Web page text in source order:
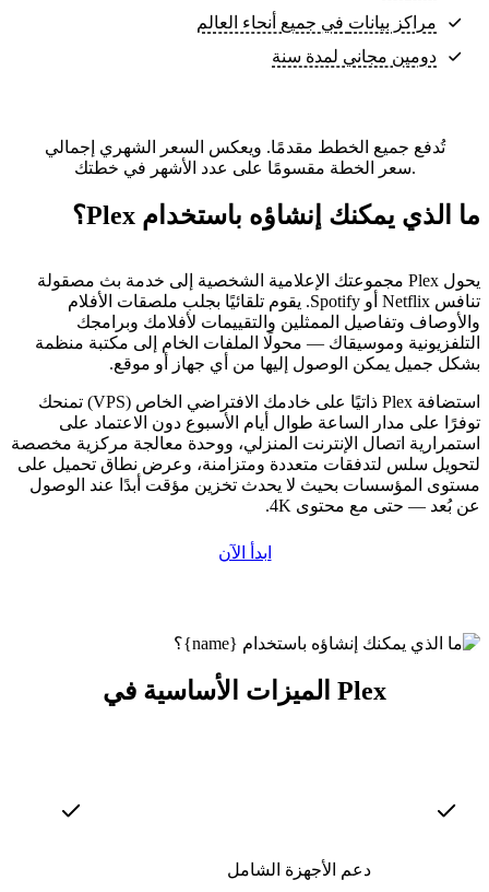
مراكز بيانات في جميع أنحاء العالم
دومين مجاني لمدة سنة
تُدفع جميع الخطط مقدمًا. ويعكس السعر الشهري إجمالي
سعر الخطة مقسومًا على عدد الأشهر في خطتك.
ما الذي يمكنك إنشاؤه باستخدام Plex؟
يحول Plex مجموعتك الإعلامية الشخصية إلى خدمة بث مصقولة
تنافس Netflix أو Spotify. يقوم تلقائيًا بجلب ملصقات الأفلام
والأوصاف وتفاصيل الممثلين والتقييمات لأفلامك وبرامجك
التلفزيونية وموسيقاك — محولًا الملفات الخام إلى مكتبة منظمة
بشكل جميل يمكن الوصول إليها من أي جهاز أو موقع.
استضافة Plex ذاتيًا على خادمك الافتراضي الخاص (VPS) تمنحك
توفرًا على مدار الساعة طوال أيام الأسبوع دون الاعتماد على
استمرارية اتصال الإنترنت المنزلي، ووحدة معالجة مركزية مخصصة
لتحويل سلس لتدفقات متعددة ومتزامنة، وعرض نطاق تحميل على
مستوى المؤسسات بحيث لا يحدث تخزين مؤقت أبدًا عند الوصول
عن بُعد — حتى مع محتوى 4K.
ابدأ الآن
الميزات الأساسية في Plex
دعم الأجهزة الشامل